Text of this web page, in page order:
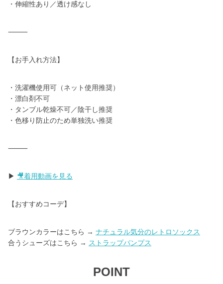
・伸縮性あり／透け感なし
⸻
【お手入れ方法】
・洗濯機使用可（ネット使用推奨）
・漂白剤不可
・タンブル乾燥不可／陰干し推奨
・色移り防止のため単独洗い推奨
⸻
▶ 🎥着用動画を見る
【おすすめコーデ】
ブラウンカラーはこちら → ナチュラル気分のレトロソックス
合うシューズはこちら → ストラップパンプス
POINT